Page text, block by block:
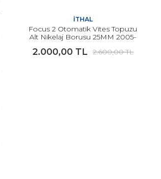
İTHAL
Focus 2 Otomatik Vites Topuzu
Alt Nikelaj Borusu 25MM 2005-
2.000,00 TL 2.600,00 TL